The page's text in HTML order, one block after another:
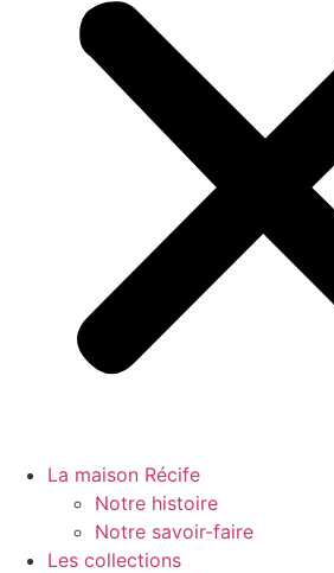
La maison Récife
Notre histoire
Notre savoir-faire
Les collections